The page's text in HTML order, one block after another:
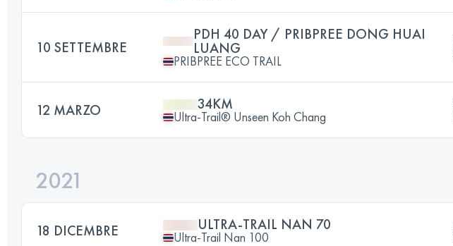
10 SETTEMBRE
PDH 40 DAY / PRIBPREE DONG HUAI
LUANG
PRIBPREE ECO TRAIL
12 MARZO 34KM
Ultra-Trail® Unseen Koh Chang
2021
18 DICEMBRE ULTRA-TRAIL NAN 70
Ultra-Trail Nan 100